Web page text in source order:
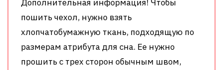
Дополнительная информация! Чтобы
пошить чехол, нужно взять
хлопчатобумажную ткань, подходящую по
размерам атрибута для сна. Ее нужно
прошить с трех сторон обычным швом,